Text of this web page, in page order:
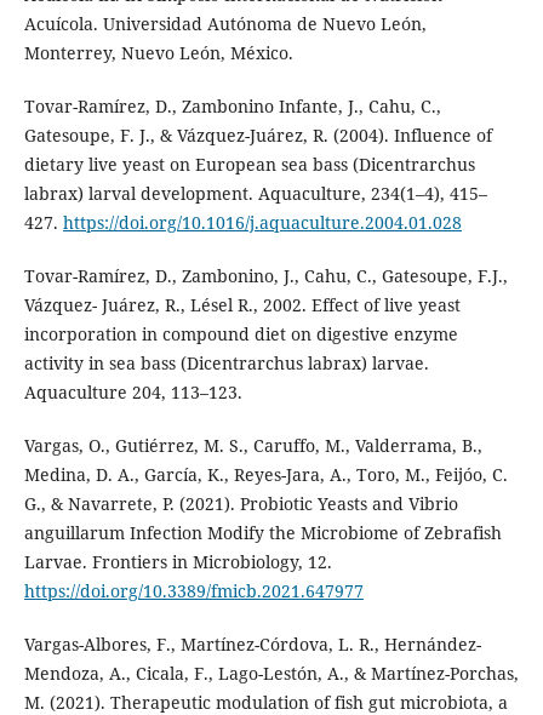
Acuícola. Universidad Autónoma de Nuevo León,
Monterrey, Nuevo León, México.
Tovar-Ramírez, D., Zambonino Infante, J., Cahu, C.,
Gatesoupe, F. J., & Vázquez-Juárez, R. (2004). Influence of
dietary live yeast on European sea bass (Dicentrarchus
labrax) larval development. Aquaculture, 234(1–4), 415–
427. https://doi.org/10.1016/j.aquaculture.2004.01.028
Tovar-Ramírez, D., Zambonino, J., Cahu, C., Gatesoupe, F.J.,
Vázquez- Juárez, R., Lésel R., 2002. Effect of live yeast
incorporation in compound diet on digestive enzyme
activity in sea bass (Dicentrarchus labrax) larvae.
Aquaculture 204, 113–123.
Vargas, O., Gutiérrez, M. S., Caruffo, M., Valderrama, B.,
Medina, D. A., García, K., Reyes-Jara, A., Toro, M., Feijóo, C.
G., & Navarrete, P. (2021). Probiotic Yeasts and Vibrio
anguillarum Infection Modify the Microbiome of Zebrafish
Larvae. Frontiers in Microbiology, 12.
https://doi.org/10.3389/fmicb.2021.647977
Vargas-Albores, F., Martínez-Córdova, L. R., Hernández-
Mendoza, A., Cicala, F., Lago-Lestón, A., & Martínez-Porchas,
M. (2021). Therapeutic modulation of fish gut microbiota, a